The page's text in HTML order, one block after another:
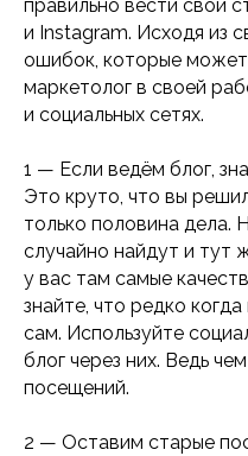
правильно вести свои
и Instagram. Исходя из
ошибок, которые
маркетолог в своей
и социальных сетях.
1 — Если ведём блог,
Это круто, что вы
только половина дела.
случайно найдут и тут
у вас там самые
знайте, что редко
сам. Используйте
блог через них. Ведь
посещений.
2 — Оставим старые